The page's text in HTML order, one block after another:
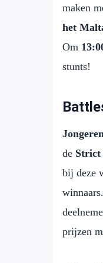
maken
het
Om
stunts!
de Strict
bij deze
winnaars.
prijzen